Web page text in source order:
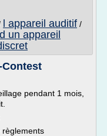
l appareil auditif /
un appareil
Contest
pendant 1 mois,
règlements